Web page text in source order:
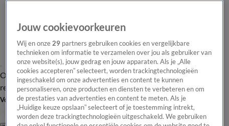
Overzicht Laatste nieuws Regionieuws Het beste van Hart
Tip de
redactie
Volg Hart van Nederland
Jouw cookievoorkeuren
Wij en onze29 partners gebruiken cookies en vergelijkbare
technieken om informatie te verzamelen over jou als gebruiker van
onze website(s), jouw gedrag en jouw apparaten. Als je „Alle
cookies accepteren” selecteert, worden trackingtechnologieën
ingeschakeld om onze advertenties en content te kunnen
personaliseren, onze producten en diensten te verbeteren en om
de prestaties van advertenties en content te meten. Als je
„Huidige keuze opslaan” selecteert of je toestemming intrekt,
worden deze trackingtechnologieën uitgeschakeld. We gebruiken